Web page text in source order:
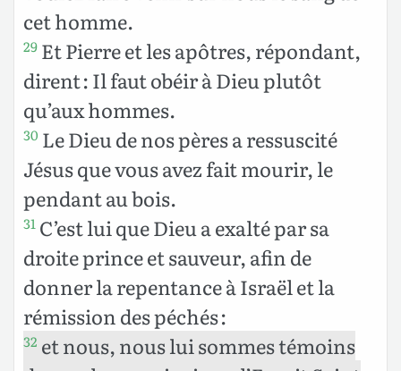
cet homme.
29 Et Pierre et les apôtres, répondant,
dirent : Il faut obéir à Dieu plutôt
qu’aux hommes.
30 Le Dieu de nos pères a ressuscité
Jésus que vous avez fait mourir, le
pendant au bois.
31 C’est lui que Dieu a exalté par sa
droite prince et sauveur, afin de
donner la repentance à Israël et la
rémission des péchés :
32 et nous, nous lui sommes témoins